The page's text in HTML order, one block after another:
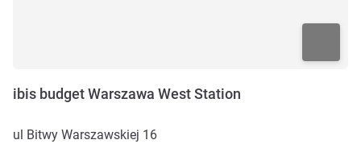
ibis budget Warszawa West Station
ul Bitwy Warszawskiej 16